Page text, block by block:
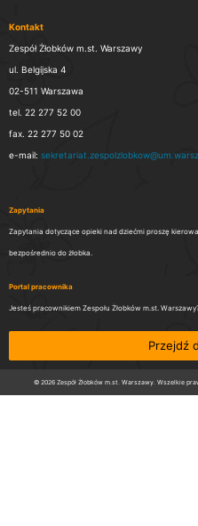
Kontakt
Zespół Żłobków m.st. Warszawy
ul. Belgijska 4
02-511 Warszawa
tel. 22 277 52 00
fax. 22 277 50 02
e-mail:
Zapytania
Zapytania dotyczące opieki nad dziećmi proszę
bezpośrednio do żłobka.
Portal pracownika
Jesteś pracownikiem Zespołu Żłobków m.st.
Przejdź
© 2026 Zespół Żłobków m.st. Warszawy. Wszelkie